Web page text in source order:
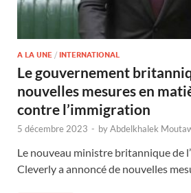
A LA UNE / INTERNATIONAL
Le gouvernement
nouvelles mesures en
contre l’immigration
5 décembre 2023 - byAbdelkhalek
Le nouveau ministre britannique de
Cleverly a annoncé de nouvelles